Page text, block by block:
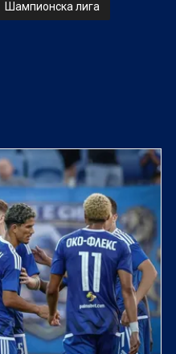
Шампионска лига